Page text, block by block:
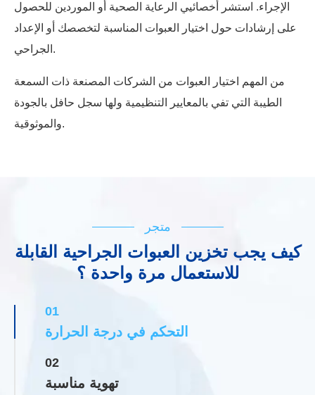
الإجراء. استشر أخصائيي الرعاية الصحية أو الموردين للحصول
على إرشادات حول اختيار العبوات المناسبة لتخصصك أو الإعداد
الجراحي.
من المهم اختيار العبوات من الشركات المصنعة ذات السمعة
الطيبة التي تفي بالمعايير التنظيمية ولها سجل حافل بالجودة
والموثوقية.
متجر
كيف يجب تخزين العبوات الجراحية القابلة
للاستعمال مرة واحدة ؟
01
التحكم في درجة الحرارة
02
تهوية مناسبة